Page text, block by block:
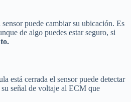
puede cambiar su ubicación. Es
de algo puedes estar seguro, si
está cerrada el sensor puede detectar
señal de voltaje al ECM que